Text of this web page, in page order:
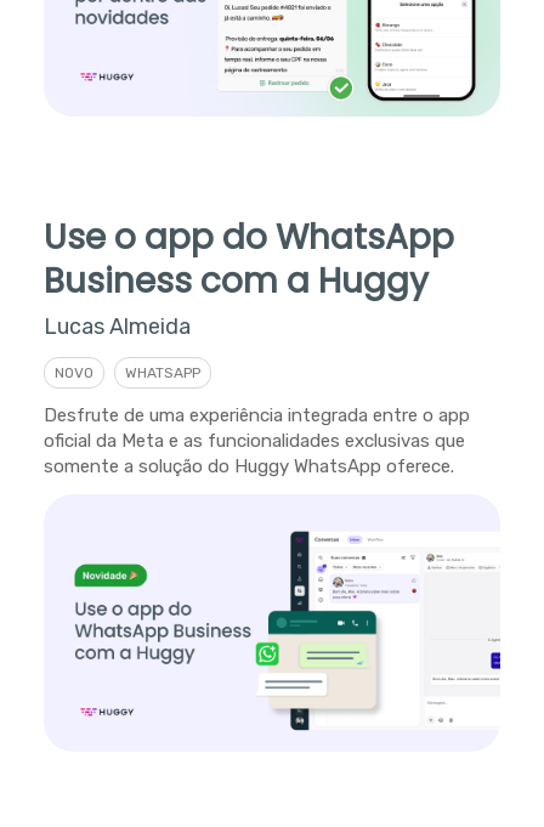
Use o app do WhatsApp
Business com a Huggy
Lucas Almeida
NOVO WHATSAPP
Desfrute de uma experiência integrada entre o app
oficial da Meta e as funcionalidades exclusivas que
somente a solução do Huggy WhatsApp oferece.